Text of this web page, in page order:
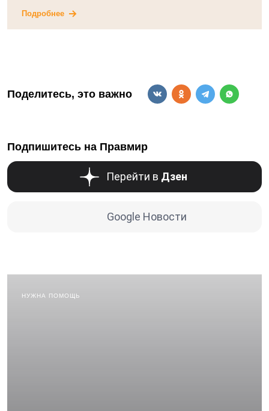
Подробнее
Поделитесь, это важно
Подпишитесь на Правмир
Перейти в Дзен
Google Новости
НУЖНА ПОМОЩЬ